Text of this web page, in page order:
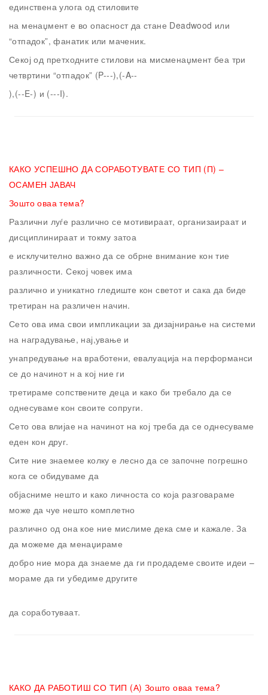
единствена улога од стиловите
на менаџмент е во опасност да стане Deadwood или
“отпадок”, фанатик или маченик.
Секој од претходните стилови на мисменаџмент беа три
четвртини “отпадок” (P---),(-A--
),(--E-) и (---I).
КАКО УСПЕШНО ДА СОРАБОТУВАТЕ СО ТИП (П) –
ОСАМЕН ЈАВАЧ
Зошто оваа тема?
Различни луѓе различно се мотивираат, организаираат и
дисциплинираат и токму затоа
е исклучително важно да се обрне внимание кон тие
различности. Секој човек има
различно и уникатно гледиште кон светот и сака да биде
третиран на различен начин.
Сето ова има свои импликации за дизајнирање на системи
на наградување, нај,ување и
унапредување на вработени, евалуација на перформанси
се до начинот н а кој ние ги
третираме сопствените деца и како би требало да се
однесуваме кон своите сопруги.
Сето ова влијае на начинот на кој треба да се однесуваме
еден кон друг.
Сите ние знаемее колку е лесно да се започне погрешно
кога се обидуваме да
објасниме нешто и како личноста со која разговараме
може да чуе нешто комплетно
различно од она кое ние мислиме дека сме и кажале. За
да можеме да менаџираме
добро ние мора да знаеме да ги продадеме своите идеи –
мораме да ги убедиме другите
да соработуваат.
КАКО ДА РАБОТИШ СО ТИП (А) Зошто оваа тема?